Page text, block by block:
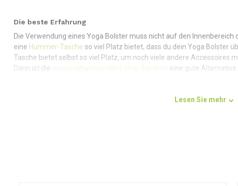
Die beste Erfahrung
Die Verwendung eines Yoga Bolster muss nicht auf den Innenbereich
eine Hummer-Tasche so viel Platz bietet, dass du dein Yoga Bolster
Tasche bietet selbst so viel Platz, um noch viele andere Accessoires
Dann ist die wasserabweisenden Lotus-Taschen eine gute
Lebensdauer. Der Innenbezug des Yoga Bolster besteht aus
sich im Inneren. Buchweizenschalen werden seit Hunderten von
Lesen Sie mehr